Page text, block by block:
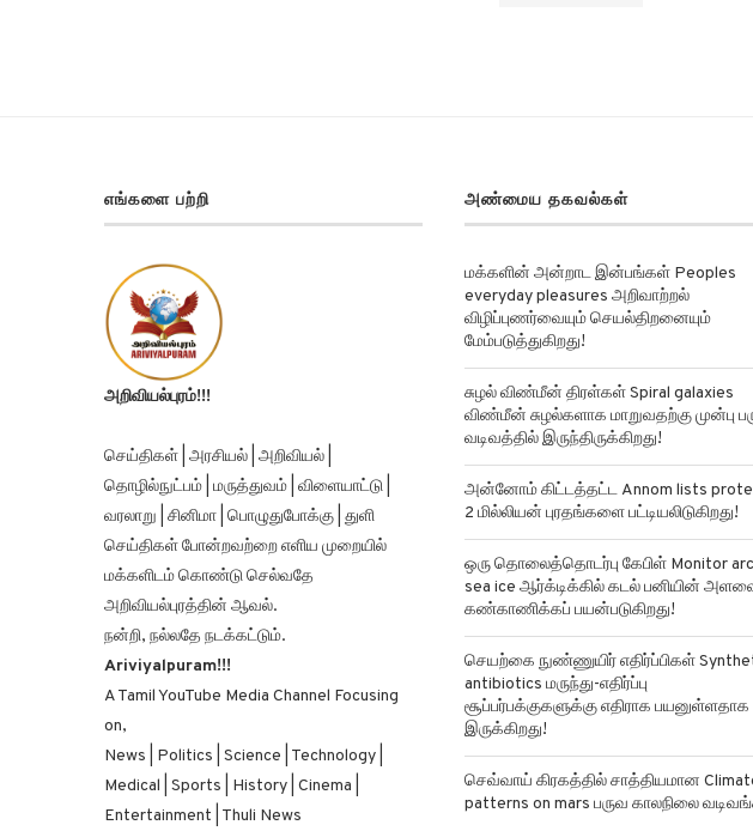
எங்களை பற்றி
அறிவியல்புரம்!!!
செய்திகள் | அரசியல் | அறிவியல் |
தொழில்நுட்பம் | மருத்துவம் | விளையாட்டு |
வரலாறு | சினிமா | பொழுதுபோக்கு | துளி
செய்திகள் போன்றவற்றை எளிய முறையில்
மக்களிடம் கொண்டு செல்வதே
அறிவியல்புரத்தின் ஆவல்.
நன்றி, நல்லதே நடக்கட்டும்.
Ariviyalpuram!!!
A Tamil YouTube Media Channel Focusing
on,
News | Politics | Science | Technology |
Medical | Sports | History | Cinema |
Entertainment | Thuli News
அண்மைய தகவல்கள்
மக்களின் அன்றாட இன்பங்கள் Peoples
everyday pleasures அறிவாற்றல்
விழிப்புணர்வையும் செயல்திறனையும்
மேம்படுத்துகிறது!
சுழல் விண்மீன் திரள்கள் Spiral galaxies
விண்மீன் சுழல்களாக மாறுவதற்கு முன்பு
வடிவத்தில் இருந்திருக்கிறது!
அன்னோம் கிட்டத்தட்ட Annom lists
2 மில்லியன் புரதங்களை பட்டியலிடுகிறது!
ஒரு தொலைத்தொடர்பு கேபிள் Monitor
sea ice ஆர்க்டிக்கில் கடல் பனியின்
கண்காணிக்கப் பயன்படுகிறது!
செயற்கை நுண்ணுயிர் எதிர்ப்பிகள்
antibiotics மருந்து-எதிர்ப்பு
சூப்பர்பக்குகளுக்கு எதிராக பயனுள்ளதாக
இருக்கிறது!
செவ்வாய் கிரகத்தில் சாத்தியமான
patterns on mars பருவ காலநிலை